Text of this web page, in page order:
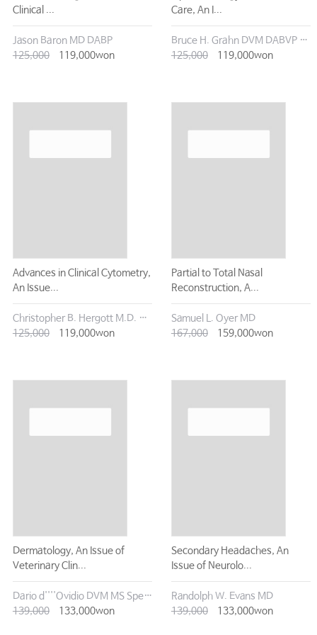
Clinical ...
Jason Baron MD DABP
125,000
119,000won
Care, An I...
Bruce H. Grahn DVM DABVP DACVO
125,000
119,000won
Advances in Clinical Cytometry,
An Issue...
Christopher B. Hergott M.D. Ph.D.
125,000
119,000won
Partial to Total Nasal
Reconstruction, A...
Samuel L. Oyer MD
167,000
159,000won
Dermatology, An Issue of
Veterinary Clin...
Dario d''''Ovidio DVM MS SpecPACS DECZM
139,000
133,000won
Secondary Headaches, An
Issue of Neurolo...
Randolph W. Evans MD
139,000
133,000won